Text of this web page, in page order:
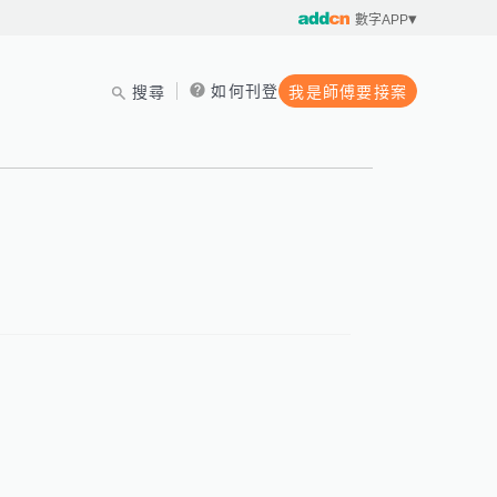
數字APP
搜尋 如何刊登 我是師傅要接案